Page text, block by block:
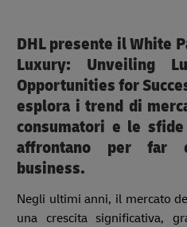
DHL presente il White
Luxury: Unveiling
Opportunities for
esplora i trend di
consumatori e le
affrontano per far
business.
Negli ultimi anni, il mercato
una crescita significativa,